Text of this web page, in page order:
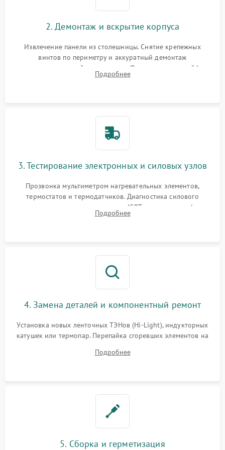
2. Демонтаж и вскрытие корпуса
Извлечение панели из столешницы. Снятие крепежных
винтов по периметру и аккуратный демонтаж
стеклокерамической поверхности. Отсоединение шлейфов
сенсорного блока для доступа к силовым платам, катушкам
Подробнее
3. Тестирование электронных и силовых узлов
Прозвонка мультиметром нагревательных элементов,
термостатов и термодатчиков. Диагностика силового
модуля, реле, диодных мостов и IGBT-транзисторов (для
индукции). Проверка кранов и газ-контроля (для газовых
Подробнее
4. Замена деталей и компонентный ремонт
Установка новых ленточных ТЭНов (Hi-Light), индукторных
катушек или термопар. Перепайка сгоревших элементов на
дорожек. Очистка контактов и замена поврежденной
Подробнее
5. Сборка и герметизация